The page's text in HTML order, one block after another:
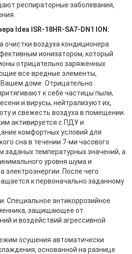
респираторные заболевания,
Idea ISR-18HR-SA7-DN1 ION:
очистки воздуха кондиционера
ионизатором, который
отрицательно заряженных
все вредные элементы,
доме. Отрицательно
к себе частицы пыли,
и вирусы, нейтрализуют их,
и свежесть воздуха в помещении.
активируется с ПДУ и
комфортных условий для
сна в течении 7-ми часового
заданых температурных значений, а
уровня шума и
электроэнергии. После чего
к первоначально заданному
Специальное антикоррозийное
защищающее от
и воздействий агрессивной
осушения автоматически
основанной на разнице